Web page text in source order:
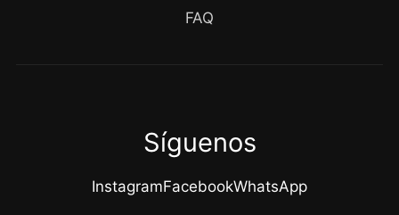
FAQ
Síguenos
InstagramFacebookWhatsApp